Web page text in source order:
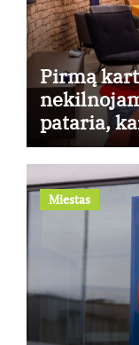
Pirmą
pataria,
kuris
Miestas